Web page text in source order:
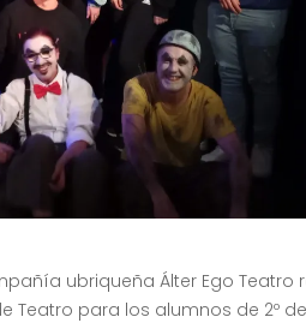
ubriqueña Álter Ego Teatro
Teatro para los alumnos de 2º